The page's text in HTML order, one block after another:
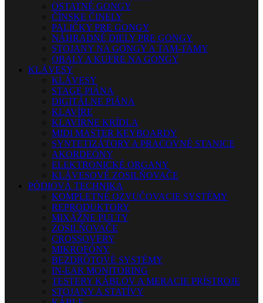
OSTATNÉ GONGY
ČÍNSKE ČINELY
PALIČKY PRE GONGY
NÁHRADNÉ DIELY PRE GONGY
STOJANY NA GONGY A TAM-TAMY
OBALY A KUFRE NA GONGY
KLÁVESY
KLÁVESY
STAGE PIÁNA
DIGITÁLNE PIÁNA
KLAVÍRE
KLAVÍRNE KRÍDLA
MIDI MASTER KEYBOARDY
SYNTETIZÁTORY A PRACOVNÉ STANICE
AKORDEÓNY
ELEKTRONICKÉ ORGANY
KLÁVESOVÉ ZOSILŇOVAČE
PÓDIOVÁ TECHNIKA
KOMPLETNÉ OZVUČOVACIE SYSTÉMY
REPRODUKTORY
MIXÁŽNE PULTY
ZOSILŇOVAČE
CROSSOVERY
MIKROFÓNY
BEZDRÔTOVÉ SYSTÉMY
IN-EAR MONITORING
TESTERY KÁBLOV A MERACIE PRÍSTROJE
STOJANY A STATÍVY